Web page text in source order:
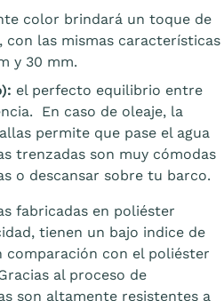
color brindará un toque de
con las mismas características
y 30 mm.
el perfecto equilibrio entre
En caso de oleaje, la
permite que pase el agua
trenzadas son muy cómodas
o descansar sobre tu barco.
fabricadas en poliéster
tienen un bajo indice de
comparación con el poliéster
al proceso de
son altamente resistentes a